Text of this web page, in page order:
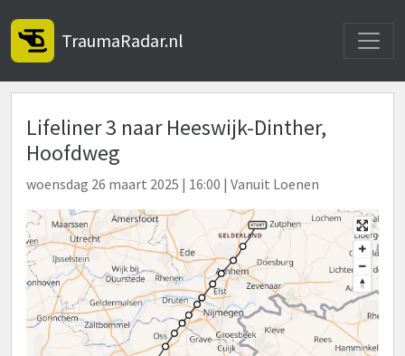
TraumaRadar.nl
Lifeliner 3 naar Heeswijk-Dinther,
Hoofdweg
woensdag 26 maart 2025 | 16:00 | Vanuit Loenen